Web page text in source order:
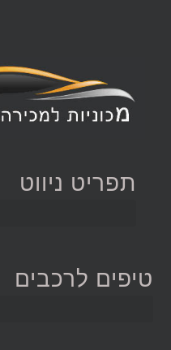
תפריט ניווט
טיפים לרכבים